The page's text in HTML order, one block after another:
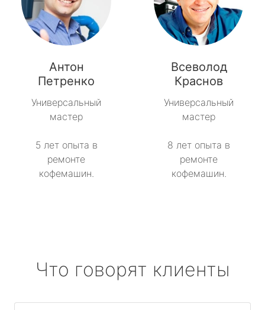
Антон
Петренко
Универсальный
мастер
5 лет опыта в
ремонте
кофемашин.
Всеволод
Краснов
Универсальный
мастер
8 лет опыта в
ремонте
кофемашин.
Что говорят клиенты